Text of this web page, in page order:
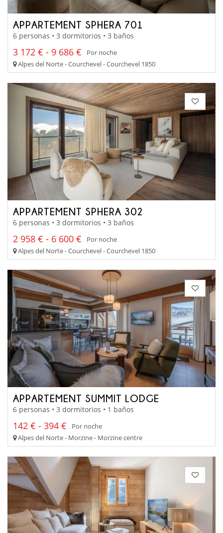
APPARTEMENT SPHERA 701
6 personas • 3 dormitorios • 3 baños
3 172 € - 9 686 €
Por noche
Alpes del Norte - Courchevel - Courchevel 1850
APPARTEMENT SPHERA 302
6 personas • 3 dormitorios • 3 baños
2 958 € - 6 600 €
Por noche
Alpes del Norte - Courchevel - Courchevel 1850
APPARTEMENT SUMMIT LODGE
6 personas • 3 dormitorios • 1 baños
142 € - 394 €
Por noche
Alpes del Norte - Morzine - Morzine centre